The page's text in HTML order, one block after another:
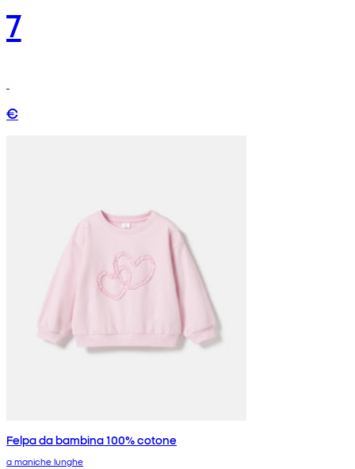
7
€
Felpa da bambina 100% cotone
a maniche lunghe